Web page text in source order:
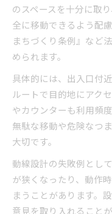
のスペースを十分に取
全に移動できるよう配
まちづくり条例』など
められます。
具体的には、出入口付
ルートで目的地にアク
やカウンターも利用頻
無駄な移動や危険なつ
大切です。
動線設計の失敗例とし
が狭くなったり、動作
まうことがあります。
意見を取り入れること